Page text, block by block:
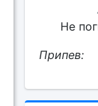
Не
Припев: